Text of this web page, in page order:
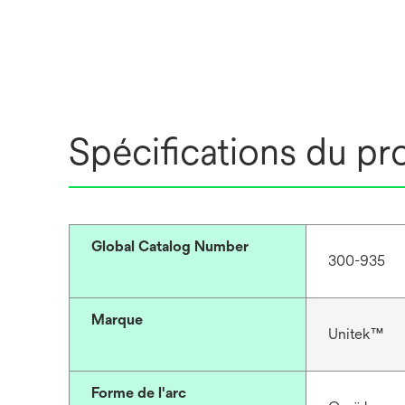
Spécifications du
Global Catalog Number
300-935
Marque
Unitek™
Forme de l'arc